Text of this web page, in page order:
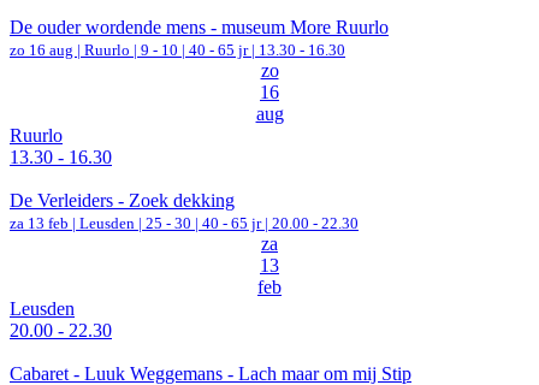
De ouder wordende mens - museum More Ruurlo
zo 16 aug | Ruurlo | 9 - 10 | 40 - 65 jr | 13.30 - 16.30
zo
16
aug
Ruurlo
13.30 - 16.30
De Verleiders - Zoek dekking
za 13 feb | Leusden | 25 - 30 | 40 - 65 jr | 20.00 - 22.30
za
13
feb
Leusden
20.00 - 22.30
Cabaret - Luuk Weggemans - Lach maar om mij Stip